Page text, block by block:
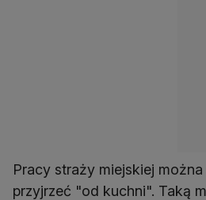
Pracy straży miejskiej
przyjrzeć "od kuchni". Taką